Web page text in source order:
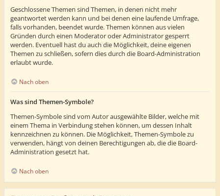
Geschlossene Themen sind Themen, in denen nicht mehr
geantwortet werden kann und bei denen eine laufende Umfrage,
falls vorhanden, beendet wurde. Themen können aus vielen
Gründen durch einen Moderator oder Administrator gesperrt
werden. Eventuell hast du auch die Möglichkeit, deine eigenen
Themen zu schließen, sofern dies durch die Board-Administration
erlaubt wurde.
Nach oben
Was sind Themen-Symbole?
Themen-Symbole sind vom Autor ausgewählte Bilder, welche mit
einem Thema in Verbindung stehen können, um dessen Inhalt
kennzeichnen zu können. Die Möglichkeit, Themen-Symbole zu
verwenden, hängt von deinen Berechtigungen ab, die die Board-
Administration gesetzt hat.
Nach oben